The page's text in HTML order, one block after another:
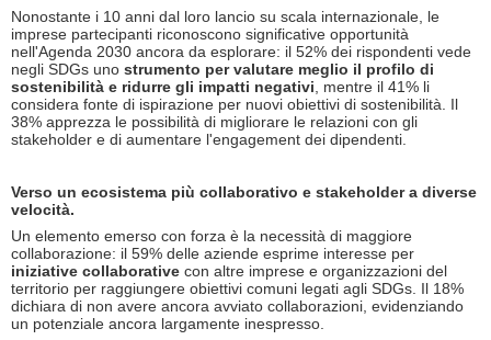
Nonostante i 10 anni dal loro lancio su scala internazionale, le
imprese partecipanti riconoscono significative opportunità
nell'Agenda 2030 ancora da esplorare: il 52% dei rispondenti vede
negli SDGs uno strumento per valutare meglio il profilo di
sostenibilità e ridurre gli impatti negativi , mentre il 41% li
considera fonte di ispirazione per nuovi obiettivi di sostenibilità. Il
38% apprezza le possibilità di migliorare le relazioni con gli
stakeholder e di aumentare l'engagement dei dipendenti.
Verso un ecosistema più collaborativo e stakeholder a diverse
velocità.
Un elemento emerso con forza è la necessità di maggiore
collaborazione: il 59% delle aziende esprime interesse per
iniziative collaborative con altre imprese e organizzazioni del
territorio per raggiungere obiettivi comuni legati agli SDGs. Il 18%
dichiara di non avere ancora avviato collaborazioni, evidenziando
un potenziale ancora largamente inespresso.